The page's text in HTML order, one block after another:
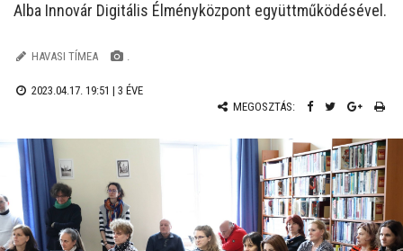
Alba Innovár Digitális Élményközpont együttműködésével.
HAVASI TÍMEA .
2023.04.17. 19:51 | 3 ÉVE
MEGOSZTÁS: